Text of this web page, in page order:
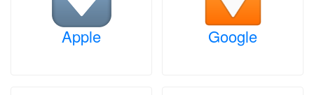
Apple Google